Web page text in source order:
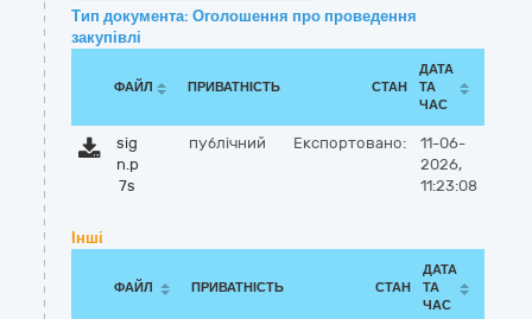
Тип документа: Оголошення про проведення
закупівлі
ФАЙЛ ПРИВАТНІСТЬ СТАН
ДАТА
ТА
ЧАС
sig
n.p
7s
публічний Експортовано:
11-06-
2026,
11:23:08
Інші
ФАЙЛ ПРИВАТНІСТЬ СТАН
ДАТА
ТА
ЧАС